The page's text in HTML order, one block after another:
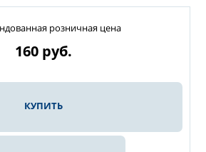
розничная цена
160 руб.
КУПИТЬ